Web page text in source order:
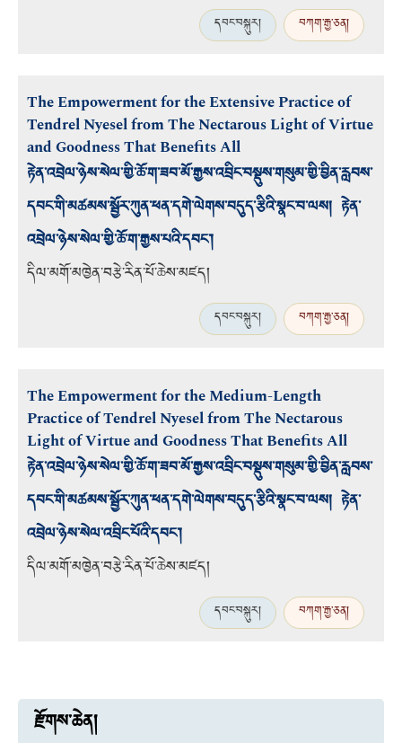
དབང་བསྐུར། བཀག་རྒྱ་ཅན།
The Empowerment for the Extensive Practice of
Tendrel Nyesel from The Nectarous Light of Virtue
and Goodness That Benefits All
རྟེན་འབྲེལ་ཉེས་སེལ་གྱི་ཆོ་ག་ཟབ་མོ་རྒྱས་འབྲིང་བསྡུས་གསུམ་གྱི་བྱིན་རླབས་
དབང་གི་མཚམས་སྦྱོར་ཀུན་ཕན་དགེ་ལེགས་བདུད་རྩིའི་སྣང་བ་ལས། རྟེན་
འབྲེལ་ཉེས་སེལ་གྱི་ཆོ་ག་རྒྱས་པའི་དབང་།
དིལ་མགོ་མཁྱེན་བརྩེ་རིན་པོ་ཆེས་མཛད།
དབང་བསྐུར། བཀག་རྒྱ་ཅན།
The Empowerment for the Medium-Length
Practice of Tendrel Nyesel from The Nectarous
Light of Virtue and Goodness That Benefits All
རྟེན་འབྲེལ་ཉེས་སེལ་གྱི་ཆོ་ག་ཟབ་མོ་རྒྱས་འབྲིང་བསྡུས་གསུམ་གྱི་བྱིན་རླབས་
དབང་གི་མཚམས་སྦྱོར་ཀུན་ཕན་དགེ་ལེགས་བདུད་རྩིའི་སྣང་བ་ལས། རྟེན་
འབྲེལ་ཉེས་སེལ་འབྲིང་པོའི་དབང་།
དིལ་མགོ་མཁྱེན་བརྩེ་རིན་པོ་ཆེས་མཛད།
དབང་བསྐུར། བཀག་རྒྱ་ཅན།
རྫོགས་ཆེན།